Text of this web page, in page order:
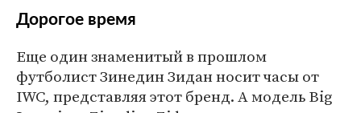
Дорогое время
Еще один знаменитый в прошлом
футболист Зинедин Зидан носит часы от
IWC, представляя этот бренд. А модель Big